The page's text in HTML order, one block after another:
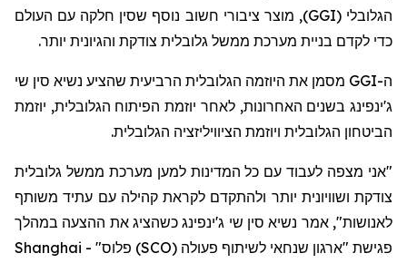
הגלובלי (GGI), מוצר ציבורי חשוב נוסף שסין חלקה עם העולם
כדי לקדם בניית מערכת ממשל גלובלית צודקת והגיונית יותר.
ה-GGI מסמן את היוזמה הגלובלית הרביעית שהציע נשיא סין שי
ג'ינפינג בשנים האחרונות, לאחר יוזמת הפיתוח הגלובלית, יוזמת
הביטחון הגלובלית ויוזמת הציוויליזציה הגלובלית.
"אני מצפה לעבוד עם כל המדינות למען מערכת ממשל גלובלית
צודקת ושוויונית יותר ולהתקדם לקראת קהילה עם עתיד משותף
לאנושות", אמר נשיא סין שי ג'ינפינג כשהציג את ההצעה במהלך
פגישת "ארגון שנחאי לשיתוף פעולה (SCO) פלוס" -
Shanghai